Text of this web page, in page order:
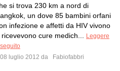
si trova 230 km a nord di
un dove 85 bambini orfani
infezione e affetti da HIV vivono
ricevevono cure medich...
Leggere
08 luglio 2012 da
Fabiofabbri